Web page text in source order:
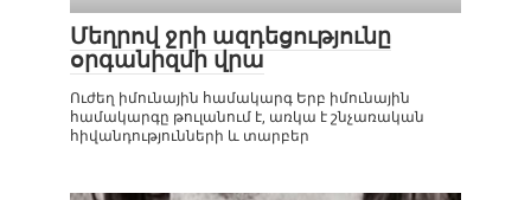
Մեղրով ջրի ազդեցությունը
օրգանիզմի վրա
Ուժեղ իմունային համակարգ Երբ իմունային
համակարգը թուլանում է, առկա է շնչառական
հիվանդությունների և տարբեր